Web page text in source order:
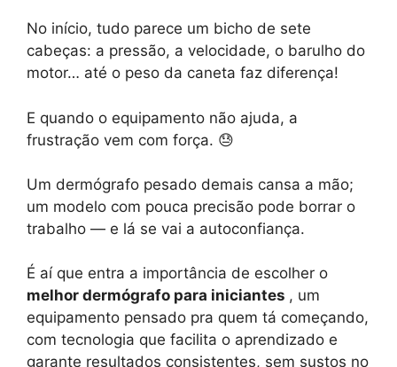
No início, tudo parece um bicho de sete
cabeças: a pressão, a velocidade, o barulho do
motor… até o peso da caneta faz diferença!
E quando o equipamento não ajuda, a
frustração vem com força. 😓
Um dermógrafo pesado demais cansa a mão;
um modelo com pouca precisão pode borrar o
trabalho — e lá se vai a autoconfiança.
É aí que entra a importância de escolher o
melhor dermógrafo para iniciantes , um
equipamento pensado pra quem tá começando,
com tecnologia que facilita o aprendizado e
garante resultados consistentes, sem sustos no